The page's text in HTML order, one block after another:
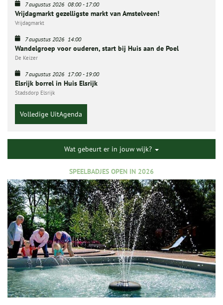
7 augustus 2026 08:00-17:00
Vrijdagmarkt gezelligste markt van Amstelveen!
Vrijdagmarkt
7 augustus 2026 14:00
Wandelgroep voor ouderen, start bij Huis aan de Poel
De Keizer
7 augustus 2026 17:00-19:00
Elsrijk borrel in Huis Elsrijk
Stadsdorp Elsrijk
Volledige UitAgenda
Wat gebeurt er in jouw wijk?
SPEELBADJES OPEN IN 2026